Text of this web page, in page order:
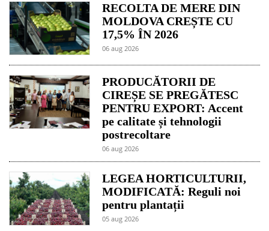
RECOLTA DE MERE DIN
MOLDOVA CREȘTE CU
17,5% ÎN 2026
06 aug 2026
PRODUCĂTORII DE
CIREȘE SE PREGĂTESC
PENTRU EXPORT: Accent
pe calitate și tehnologii
postrecoltare
06 aug 2026
LEGEA HORTICULTURII,
MODIFICATĂ: Reguli noi
pentru plantații
05 aug 2026